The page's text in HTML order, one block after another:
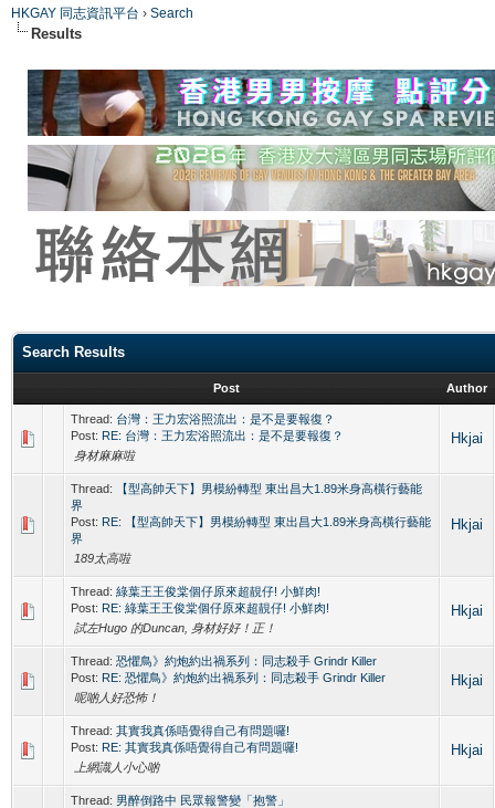
HKGAY 同志資訊平台 › Search
Results
Search Results
Post Author
Thread: 台灣：王力宏浴照流出：是不是要報復？
Post: RE: 台灣：王力宏浴照流出：是不是要報復？
身材麻麻啦
Hkjai
Thread:
【型高帥天下】男模紛轉型 東出昌大1.89米身高橫行藝能
界
Post: RE: 【型高帥天下】男模紛轉型 東出昌大1.89米身高橫行藝能
界
189太高啦
Hkjai
Thread: 綠葉王王俊棠個仔原來超靚仔! 小鮮肉!
Post: RE: 綠葉王王俊棠個仔原來超靚仔! 小鮮肉!
試左Hugo 的Duncan, 身材好好！正！
Hkjai
Thread: 恐懼鳥》約炮約出禍系列：同志殺手 Grindr Killer
Post: RE: 恐懼鳥》約炮約出禍系列：同志殺手 Grindr Killer
呢啲人好恐怖！
Hkjai
Thread: 其實我真係唔覺得自己有問題囉!
Post: RE: 其實我真係唔覺得自己有問題囉!
上網識人小心啲
Hkjai
Thread: 男醉倒路中 民眾報警變「抱警」